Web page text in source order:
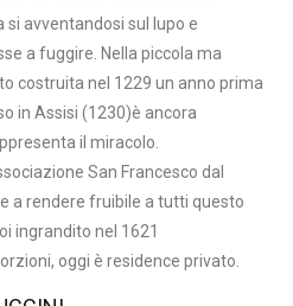
si avventandosi sul lupo e
a fuggire. Nella piccola ma
costruita nel 1229 un anno prima
in Assisi (1230)è ancora
il miracolo.
San Francesco dal
a rendere fruibile a tutti questo
ingrandito nel 1621
oggi è residence privato.